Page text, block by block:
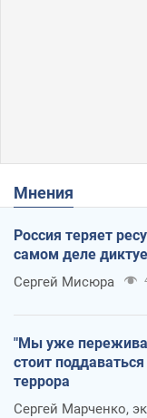
Мнения
Россия теряет
самом деле
Сергей Мисюра
"Мы уже
стоит
террора
Сергей Марченко,